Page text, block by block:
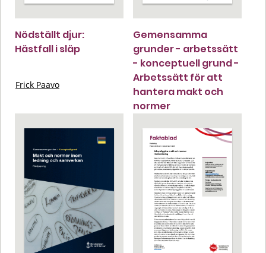
Nödställt djur:
Hästfall i släp
Frick Paavo
Gemensamma
grunder - arbetssätt
- konceptuell grund -
Arbetssätt för att
hantera makt och
normer